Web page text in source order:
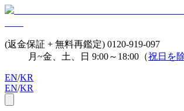
(返金保証 + 無料再鑑定) 0120-919-097
月~金、土、日 9:00～18:00（祝日を
EN/KR
EN/KR